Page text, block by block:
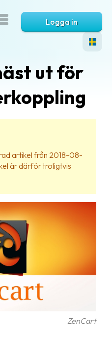
Logga in
ut för
artikel från 2018-08-
är därför troligtvis
ZenCart